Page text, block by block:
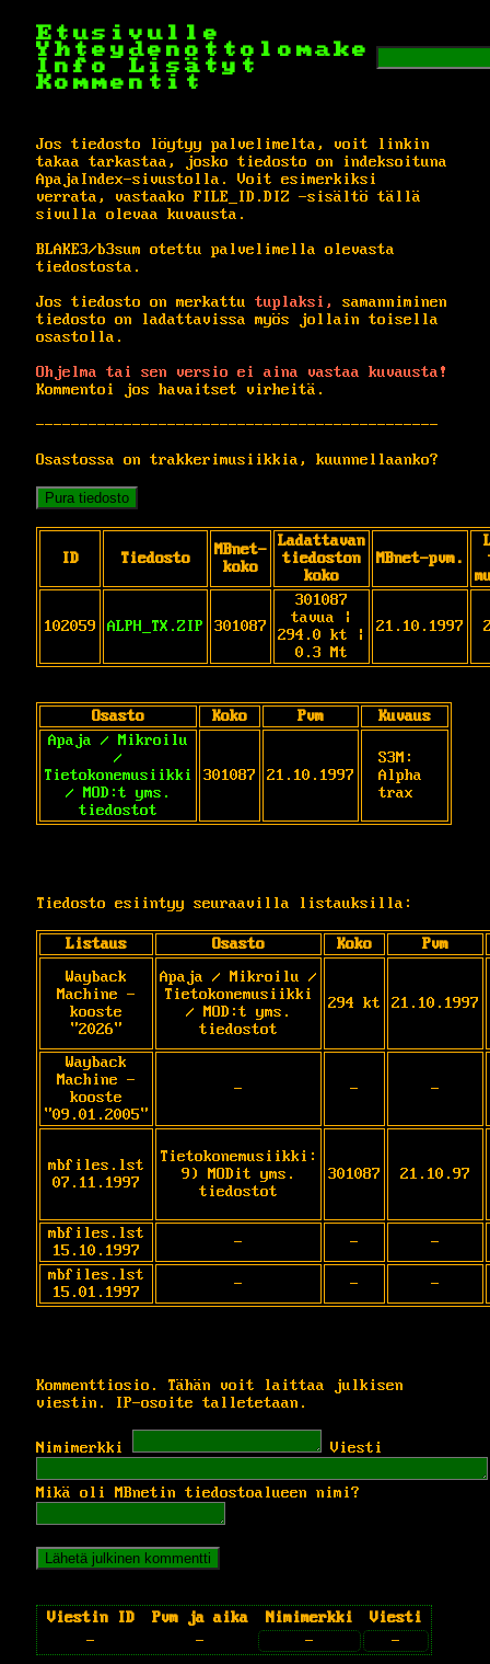
Etusivulle
Yhteydenottolomake
Info
Lisätyt
Kommentit
Jos tiedosto löytyy palvelimelta, voit linkin
takaa tarkastaa, josko tiedosto on indeksoituna
ApajaIndex-sivustolla. Voit esimerkiksi
verrata, vastaako FILE_ID.DIZ -sisältö tällä
sivulla olevaa kuvausta.
BLAKE3/b3sum otettu palvelimella olevasta
tiedostosta.
Jos tiedosto on merkattu tuplaksi,
samanniminen
tiedosto on ladattavissa myös jollain toisella
osastolla.
Ohjelma tai sen versio ei aina vastaa kuvausta!
Kommentoi jos havaitset virheitä.
----------------------------------------------
Osastossa on trakkerimusiikkia, kuunnellaanko?
Pura tiedosto
ID Tiedosto
MBnet-
koko
Ladattavan
tiedoston
koko
MBnet-pvm.
102059 ALPH_TX.ZIP 301087
301087
tavua |
294.0 kt |
0.3 Mt
21.10.1997
Osasto Koko Pvm
Kuvaus
Apaja / Mikroilu
/
Tietokonemusiikki
/ MOD:t yms.
tiedostot
301087 21.10.1997
S3M:
Alpha
trax
Tiedosto esiintyy seuraavilla listauksilla:
Listaus Osasto Koko
Pvm
Wayback
Machine -
kooste
"2026"
Apaja / Mikroilu /
Tietokonemusiikki
/ MOD:t yms.
tiedostot
294 kt 21.10.1997
Wayback
Machine -
kooste
"09.01.2005"
- - -
mbfiles.lst
07.11.1997
Tietokonemusiikki:
9) MODit yms.
tiedostot
301087 21.10.97
mbfiles.lst
15.10.1997
- -
-
mbfiles.lst
15.01.1997
- - -
Kommenttiosio. Tähän voit laittaa julkisen
viestin. IP-osoite talletetaan.
Nimimerkki Viesti
Mikä oli MBnetin tiedostoalueen nimi?
Viestin ID Pvm ja aika Nimimerkki
Viesti
-
- - -